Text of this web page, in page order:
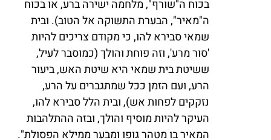
בכוח ה"שורף", מלחמה ישירה ברע, או בכוח
ה"מאיר", הבערת התשוקה אל הטוב). ובית
שמאי סבירא להו, כי מקודם צריכים להיות
'סור מרע', וזה פוחת והולך (כמוסבר לעיל,
ששיטת בית שמאי היא שיטת האש, ביעור
הרע, ועם הזמן ככל שמתגברים על הרע,
נזקקים לפחות אש), ובית הלל סבירא להו,
העיקר להיות מוסיף והולך, ובזה ההתלהבות
המאיר בו מטהר גופו ומבער ממילא הפסולת".